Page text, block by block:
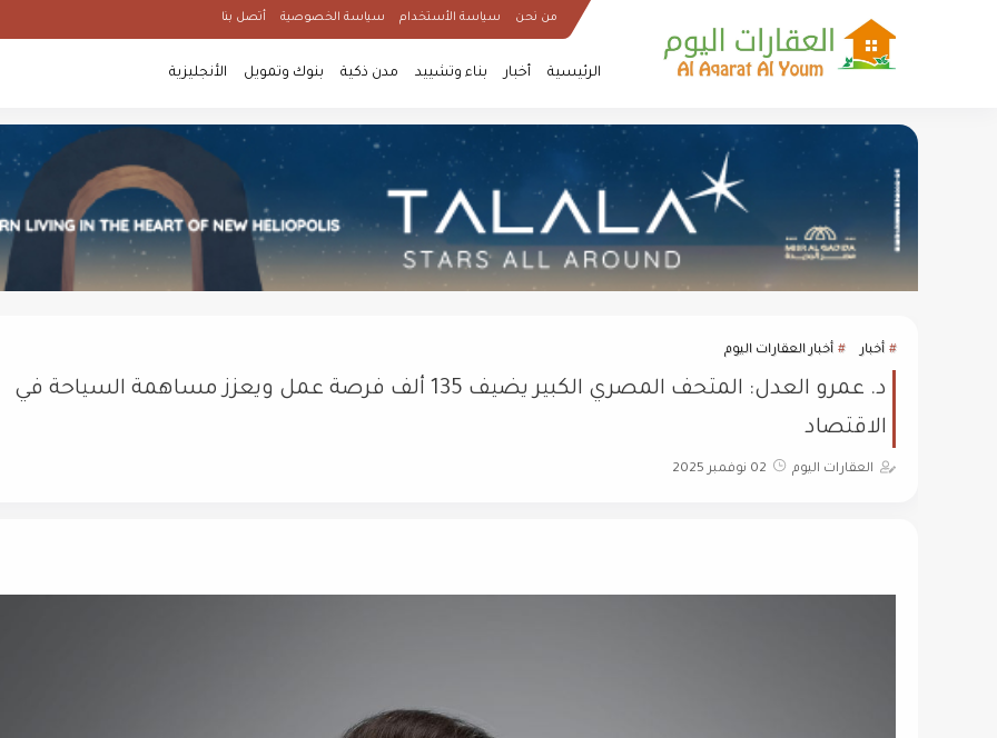
من نحن سياسة الأستخدام سياسة الخصوصية أتصل بنا
الرئيسية أخبار بناء وتشييد مدن ذكية بنوك وتمويل الأنجليزية
أخبار أخبار العقارات اليوم
د. عمرو العدل: المتحف المصري الكبير يضيف 135 ألف فرصة عمل ويعزز مساهمة السياحة في
الاقتصاد
العقارات اليوم 02 نوفمبر 2025